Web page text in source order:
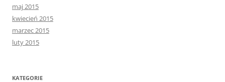
maj 2015
kwiecień 2015
marzec 2015
luty 2015
KATEGORIE